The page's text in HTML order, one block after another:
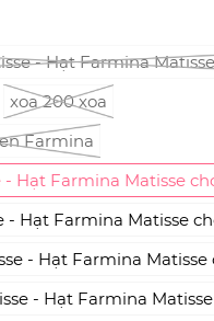
- Hạt Farmina
xoa 200 xoa
Farmina
Hạt Farmina Matisse
Hạt Farmina Matisse
- Hạt Farmina
- Hạt Farmina